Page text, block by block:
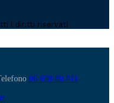
i diritti riservati
06 698 80 811